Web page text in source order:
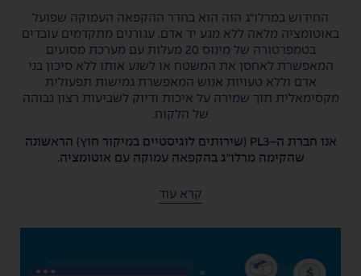
החידוש במרלו"ג הזה הוא בחדר ההקפאה העמוקה שפועל
באוטומציה מלאה ללא מגע יד אדם. עגורנים מתקדמים עובדים
בטמפרטורה של מינוס 20 מעלות עם מערכת מסועים
המאפשרת לאחסן את המשטח או לשנע אותו ללא סיכון בני
אדם וללא טעויות אנוש המאפשרת גמישות תפעולית
מקסימאלית תוך שמירה על איכות ודיוק לשביעות רצון גבוהה
של הלקוח.
אנו חברת ה– PL
3 (שירותים לוגיסטיים במיקור חוץ) הראשונה
שהקימה מרלו"ג בהקפאה עמוקה עם אוטומציה.
צורך קריטי. ראשית התלות בגורם האנושי פוחתת, וניתן
קרא עוד